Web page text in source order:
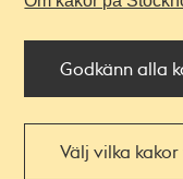
Godkänn alla
Välj vilka